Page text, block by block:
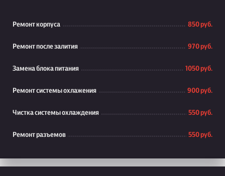
Ремонт корпуса 850 руб.
Ремонт после залития 970 руб.
Замена блока питания 1050 руб.
Ремонт системы охлажения 900 руб.
Чистка системы охлаждения 550 руб.
Ремонт разъемов 550 руб.